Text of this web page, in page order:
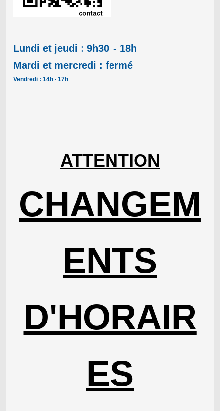
Lundi et jeudi : 9h30 - 18h
Mardi et mercredi : fermé
Vendredi : 14h - 17h
ATTENTION
CHANGEM
ENTS
D'HORAIR
ES